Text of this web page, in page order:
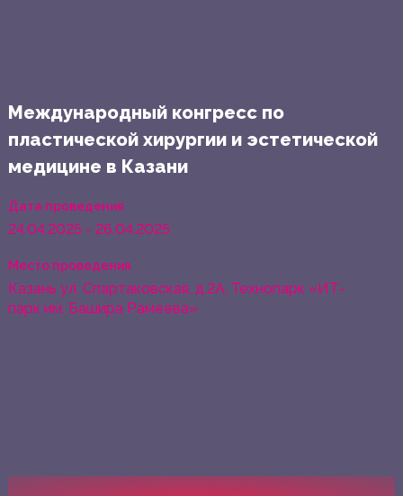
Международный конгресс по
пластической хирургии и эстетической
медицине в Казани
Дата проведения
24.04.2025 - 26.04.2025
Место проведения
Казань ул. Спартаковская, д.2А, Технопарк «ИТ-
парк им. Башира Рамеева»